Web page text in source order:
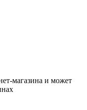
магазина и может